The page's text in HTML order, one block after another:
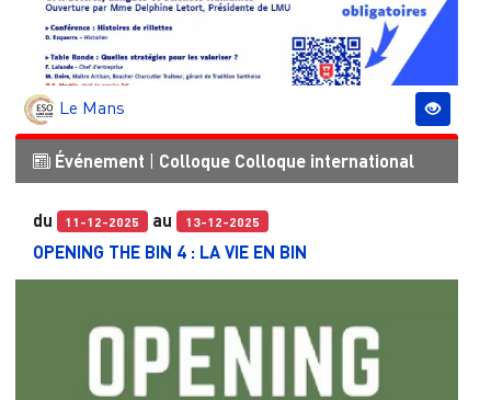
Le Mans
Événement Colloque Colloque international
du 11-12-2025 au 13-12-2025
OPENING THE BIN 4 : LA VIE EN BIN